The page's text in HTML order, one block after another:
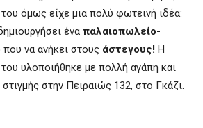
όμως είχε μια πολύ φωτεινή ιδέα:
ένα παλαιοπωλείο-
που να ανήκει στους άστεγους! Η
του υλοποιήθηκε με πολλή αγάπη και
στιγμής στην Πειραιώς 132, στο Γκάζι.